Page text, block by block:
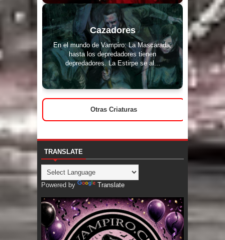
Cazadores
En el mundo de Vampiro: La Mascarada,
hasta los depredadores tienen
depredadores. La Estirpe se al...
Otras Criaturas
TRANSLATE
Powered by Translate